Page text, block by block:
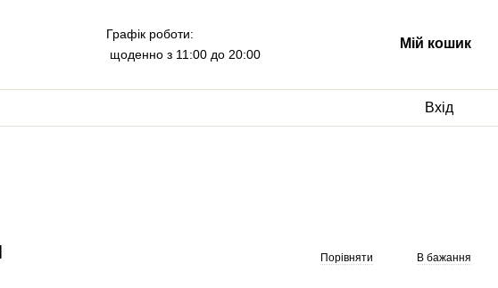
Графік роботи:
щоденно з 11:00 до 20:00
Мій кошик
Вхід
Порівняти В бажання